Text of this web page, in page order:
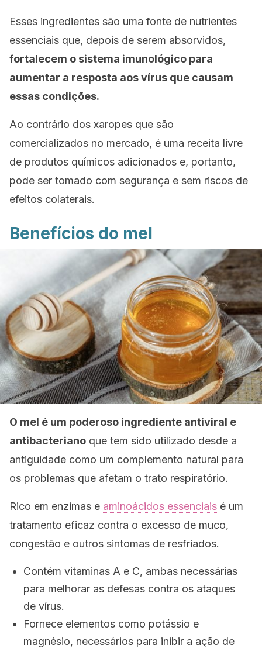
Esses ingredientes são uma fonte de nutrientes
essenciais que, depois de serem absorvidos,
fortalecem o sistema imunológico para
aumentar a resposta aos vírus que causam
essas condições.
Ao contrário dos xaropes que são
comercializados no mercado, é uma receita livre
de produtos químicos adicionados e, portanto,
pode ser tomado com segurança e sem riscos de
efeitos colaterais.
Benefícios do mel
O mel é um poderoso ingrediente antiviral e
antibacteriano que tem sido utilizado desde a
antiguidade como um complemento natural para
os problemas que afetam o trato respiratório.
Rico em enzimas e aminoácidos essenciais é um
tratamento eficaz contra o excesso de muco,
congestão e outros sintomas de resfriados.
Contém vitaminas A e C, ambas necessárias
para melhorar as defesas contra os ataques
de vírus.
Fornece elementos como potássio e
magnésio, necessários para inibir a ação de